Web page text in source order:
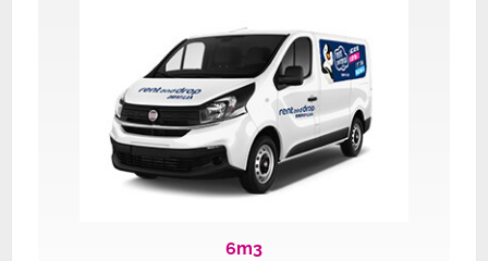
6m3